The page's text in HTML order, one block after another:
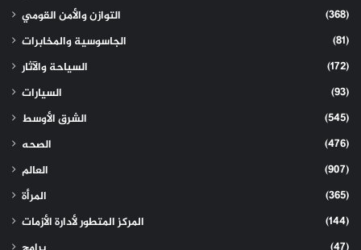
التوازن والأمن القومي
(368)
الجاسوسية والمخابرات
(81)
السياحة والآثار
(172)
السيارات
(93)
الشرق الأوسط
(545)
الصحه
(476)
العالم
(907)
المرأة
(365)
المركز المتطور لأدارة الأزمات
(144)